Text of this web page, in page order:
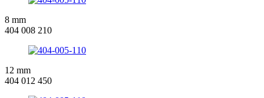
8 mm
404 008 210
12 mm
404 012 450